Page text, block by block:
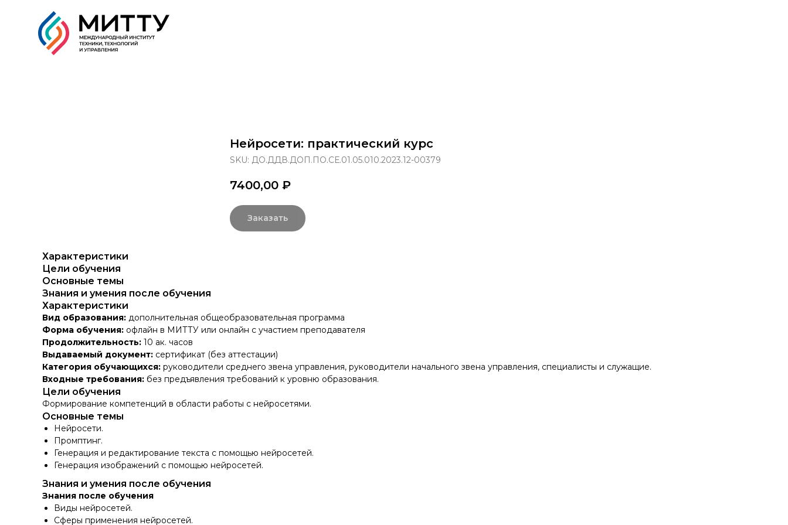
Нейросети: практический курс
SKU: ДО.ДДВ.ДОП.ПО.СЕ.01.05.010.2023.12-00379
7400,00 ₽
Заказать
Характеристики
Цели обучения
Основные темы
Знания и умения после обучения
Характеристики
Вид образования: дополнительная общеобразовательная программа
Форма обучения: офлайн в МИТТУ или онлайн с участием преподавателя
Продолжительность: 10 ак. часов
Выдаваемый документ: сертификат (без аттестации)
Категория обучающихся: руководители среднего звена управления, руководители начального звена управления, специалисты и служащие.
Входные требования: без предъявления требований к уровню образования.
Цели обучения
Формирование компетенций в области работы с нейросетями.
Основные темы
Нейросети.
Промптинг.
Генерация и редактирование текста с помощью нейросетей.
Генерация изображений с помощью нейросетей.
Знания и умения после обучения
Знания после обучения
Виды нейросетей.
Сферы применения нейросетей.